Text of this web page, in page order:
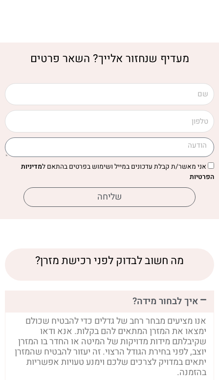
מעדיף שנחזור אלייך? השאר פרטים
אני מאשר/ת קבלת עדכונים במייל ושימוש בפרטים בהתאם למדיניות
הפרטיות
שליחה
מה חשוב לבדוק לפני רכישת מזרן?
איך לבחור מידה?
אנו מציעים מבחר רחב של גדלים כדי להבטיח שכולם
ימצאו את המזרן המתאים להם בקלות. אנא ודאו
שקיבלתם מידות מדויקות של המיטה או החדר בו המזרן
יוצב, לפני בחירת הגודל הרצוי. זה יעזור להבטיח שהמזרן
יתאים במדויק לצרכים שלכם וימנע טעויות אפשריות
בהזמנה.